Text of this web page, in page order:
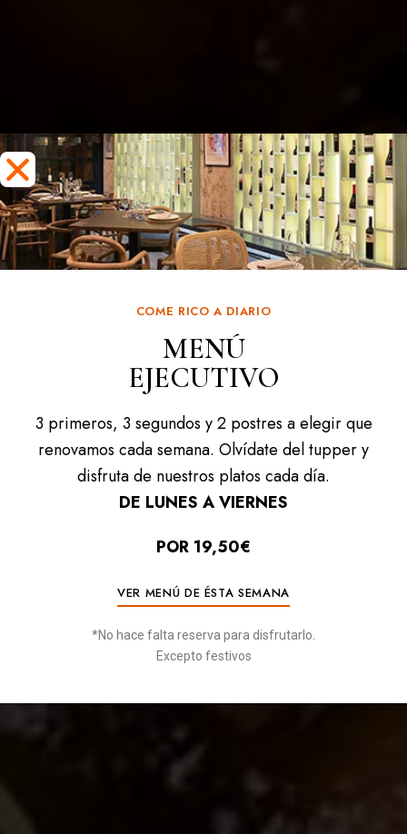
UN NUEVO CONCEPTO
En el corazón de
Salamanca
Tradición, Vanguardia, Sabor, Cuidado de los
detalles, Producto
DESCUBRE LA CARTA
RESERVAR
COME RICO A DIARIO
MENÚ
EJECUTIVO
3 primeros, 3 segundos y 2 postres a elegir que
renovamos cada semana. Olvídate del tupper y
disfruta de nuestros platos cada día.
DE LUNES A VIERNES
POR 19,50€
VER MENÚ DE ÉSTA SEMANA
*No hace falta reserva para disfrutarlo.
Excepto festivos